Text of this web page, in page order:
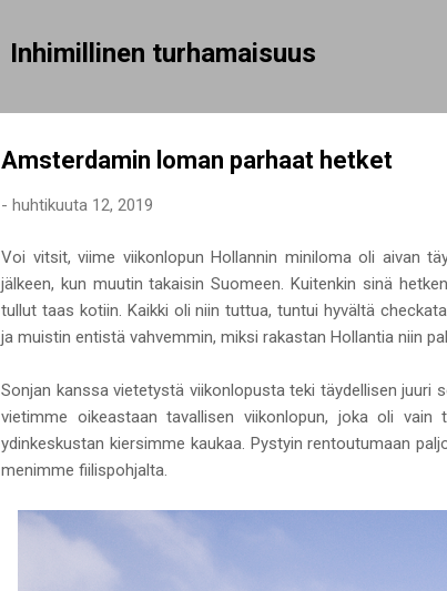
Inhimillinen turhamaisuus
Amsterdamin loman parhaat hetket
- huhtikuuta 12, 2019
Voi vitsit, viime viikonlopun Hollannin miniloma oli aivan
jälkeen, kun muutin takaisin Suomeen. Kuitenkin sinä
tullut taas kotiin. Kaikki oli niin tuttua, tuntui hyvältä
ja muistin entistä vahvemmin, miksi rakastan Hollantia niin
Sonjan kanssa vietetystä viikonlopusta teki täydellisen juuri
vietimme oikeastaan tavallisen viikonlopun, joka oli vain
ydinkeskustan kiersimme kaukaa. Pystyin rentoutumaan
menimme fiilispohjalta.